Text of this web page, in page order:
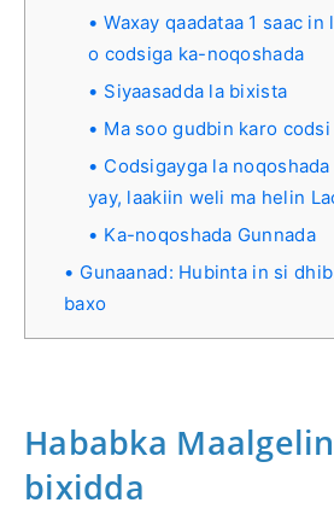
Waxay qaadataa 1 saac in
o codsiga ka-noqoshada
Siyaasadda la bixista
Ma soo gudbin karo
Codsigayga la
yay, laakiin weli ma helin
Ka-noqoshada Gunnada
Gunaanad: Hubinta in si
baxo
Hababka
bixidda